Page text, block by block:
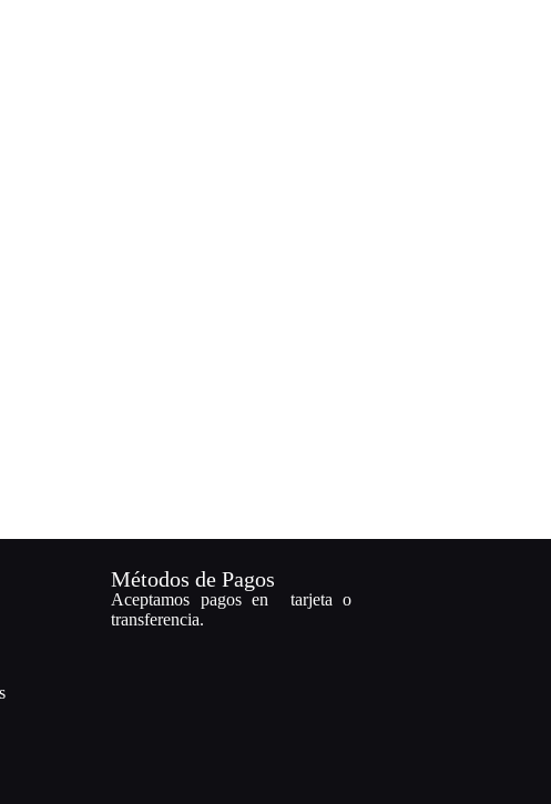
Métodos de Pagos
Aceptamos pagos en tarjeta o
transferencia.